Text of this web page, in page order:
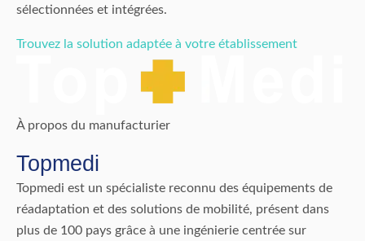
sélectionnées et intégrées.
Trouvez la solution adaptée à votre établissement
À propos du manufacturier
Topmedi
Topmedi est un spécialiste reconnu des équipements de
réadaptation et des solutions de mobilité, présent dans
plus de 100 pays grâce à une ingénierie centrée sur